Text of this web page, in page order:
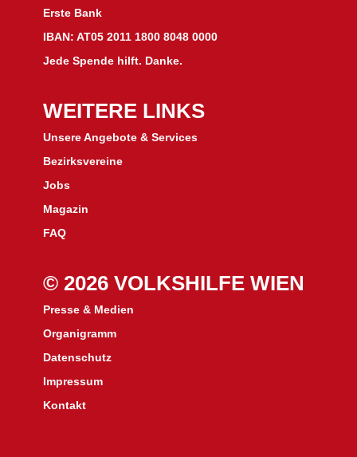
Erste Bank
IBAN: AT05 2011 1800 8048 0000
Jede Spende hilft. Danke.
WEITERE LINKS
Unsere Angebote & Services
Bezirksvereine
Jobs
Magazin
FAQ
© 2026 VOLKSHILFE WIEN
Presse & Medien
Organigramm
Datenschutz
Impressum
Kontakt